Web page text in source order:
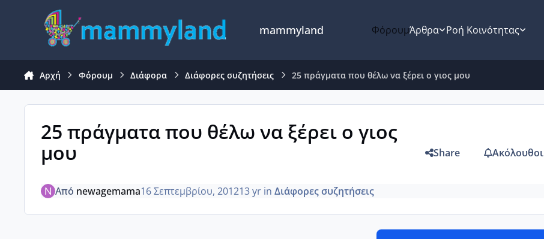
Μετάβαση σε περιεχόμενο
mammyland ΦόρουμΆρθρα Ροή Κοινότητας
Αρχή Φόρουμ Διάφορα Διάφορες συζητήσεις 25 πράγματα που θέλω να ξέρει ο γιος μου
25 πράγματα που θέλω να ξέρει ο γιος
μου
Share Ακόλουθοι
Από newagemama16 Σεπτεμβρίου, 201213 yr inΔιάφορες συζητήσεις